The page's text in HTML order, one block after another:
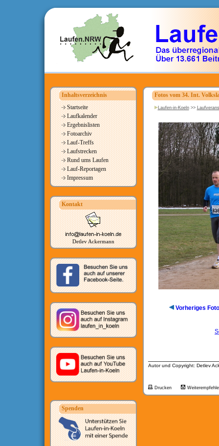
Inhaltsverzeichnis
Startseite
Laufkalender
Ergebnislisten
Fotoarchiv
Lauf-Treffs
Laufstrecken
Rund ums Laufen
Lauf-Reportagen
Impressum
Kontakt
Detlev Ackermann
Spenden
Fotos vom 34. Int.
Laufen-in-Koeln>>
Vorheriges Foto
Autor und Copyright: Detlev
Drucken